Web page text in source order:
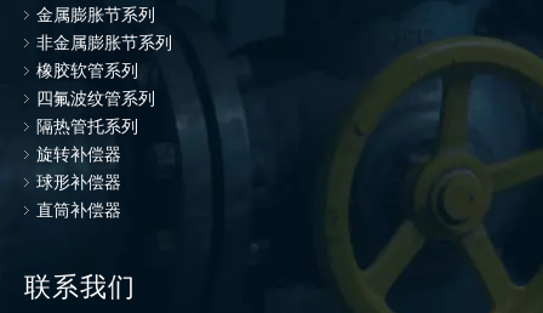
金属膨胀节系列
非金属膨胀节系列
橡胶软管系列
四氟波纹管系列
隔热管托系列
旋转补偿器
球形补偿器
直筒补偿器
联系我们